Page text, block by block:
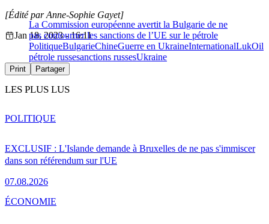
La Commission européenne avertit la Bulgarie de ne
pas contourner les sanctions de l’UE sur le pétrole
[Édité par Anne-Sophie Gayet]
Jan 18, 2023 - 16:11
PolitiqueBulgarieChineGuerre en UkraineInternationalLukOil
pétrole russesanctions russesUkraine
Print Partager
LES PLUS LUS
EXCLUSIF : L'Islande demande à Bruxelles de ne pas s'immiscer
dans son référendum sur l'UE
07.08.2026
POLITIQUE
ÉCONOMIE